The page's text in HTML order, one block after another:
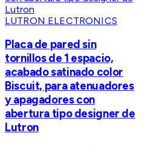
LUTRON ELECTRONICS
Placa de pared sin
tornillos de 1 espacio,
acabado satinado color
Biscuit, para atenuadores
y apagadores con
abertura tipo designer de
Lutron